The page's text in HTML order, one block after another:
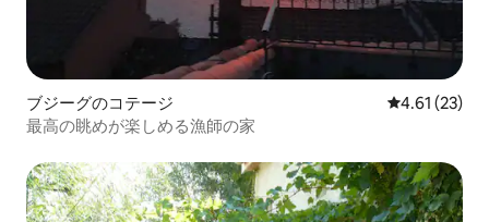
ブジーグのコテージ レビュー23
4.61 (23)
最高の眺めが楽しめる漁師の家